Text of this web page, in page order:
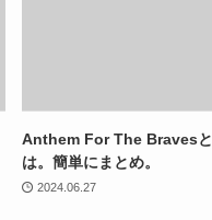
Anthem For The Bravesと
は。簡単にまとめ。
2024.06.27